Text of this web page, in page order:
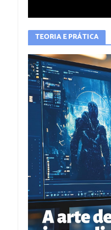
TEORIA E PRÁTICA